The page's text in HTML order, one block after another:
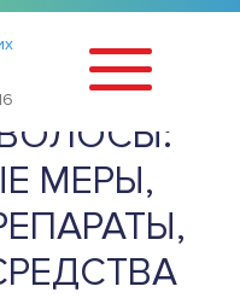
СИЛЬНО
МЕРЫ,